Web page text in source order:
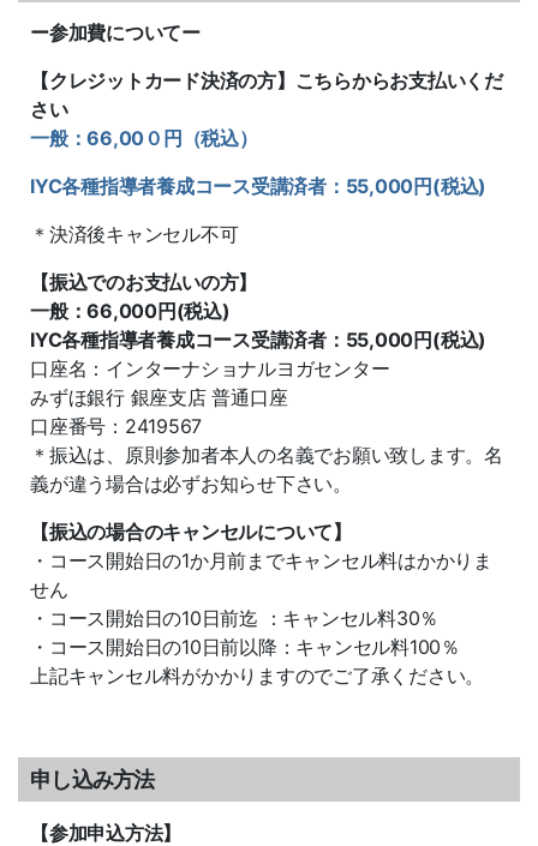
ー参加費についてー
【クレジットカード決済の方】こちらからお支払いくだ
さい
一般：66,00０円（税込）
IYC各種指導者養成コース受講済者：55,000円(税込)
＊決済後キャンセル不可
【振込でのお支払いの方】
一般：66,000円(税込)
IYC各種指導者養成コース受講済者：55,000円(税込)
口座名：インターナショナルヨガセンター
みずほ銀行 銀座支店 普通口座
口座番号：2419567
＊振込は、原則参加者本人の名義でお願い致します。名
義が違う場合は必ずお知らせ下さい。
【振込の場合のキャンセルについて】
・コース開始日の1か月前までキャンセル料はかかりま
せん
・コース開始日の10日前迄 ：キャンセル料30％
・コース開始日の10日前以降：キャンセル料100％
上記キャンセル料がかかりますのでご了承ください。
申し込み方法
【参加申込方法】